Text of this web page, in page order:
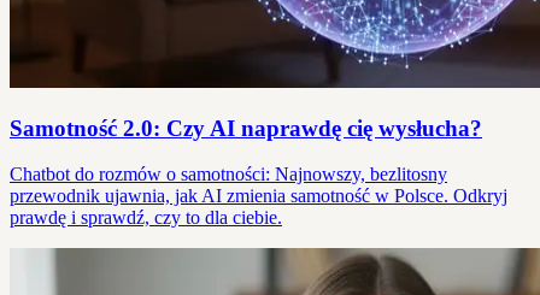
Samotność 2.0: Czy AI naprawdę cię wysłucha?
Chatbot do rozmów o samotności: Najnowszy, bezlitosny
przewodnik ujawnia, jak AI zmienia samotność w Polsce. Odkryj
prawdę i sprawdź, czy to dla ciebie.